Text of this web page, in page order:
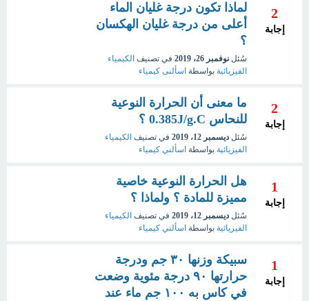
2
إجابة
لماذا تكون درجة غليان الماء
أعلى من درجة غليان الهكسان
؟
سُئل نوفمبر 26، 2019 في تصنيف الكيمياء
الفيزيائية بواسطة اسألنى كيمياء
2
إجابة
ما معنى أن الحرارة النوعية
للنحاس 0.385J/g.C ؟
سُئل ديسمبر 12، 2019 في تصنيف الكيمياء
الفيزيائية بواسطة اسألني كيمياء
1
إجابة
هل الحرارة النوعية خاصية
مميزة للمادة ؟ ولماذا ؟
سُئل ديسمبر 12، 2019 في تصنيف الكيمياء
الفيزيائية بواسطة اسألني كيمياء
1
إجابة
سبيكة وزنها ٣٠ جم ودرجة
حرارتها ٩٠ درجة مئوية وضعت
في كاس به ١٠٠ جم ماء عند